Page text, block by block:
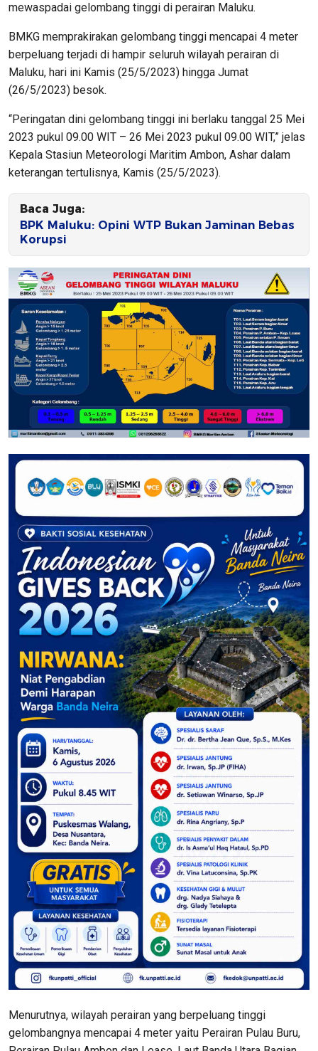
mewaspadai gelombang tinggi di perairan Maluku.
BMKG memprakirakan gelombang tinggi mencapai 4 meter
berpeluang terjadi di hampir seluruh wilayah perairan di
Maluku, hari ini Kamis (25/5/2023) hingga Jumat
(26/5/2023) besok.
“Peringatan dini gelombang tinggi ini berlaku tanggal 25 Mei
2023 pukul 09.00 WIT – 26 Mei 2023 pukul 09.00 WIT,” jelas
Kepala Stasiun Meteorologi Maritim Ambon, Ashar dalam
keterangan tertulisnya, Kamis (25/5/2023).
Baca Juga:
BPK Maluku: Opini WTP Bukan Jaminan Bebas
Korupsi
Menurutnya, wilayah perairan yang berpeluang tinggi
gelombangnya mencapai 4 meter yaitu Perairan Pulau Buru,